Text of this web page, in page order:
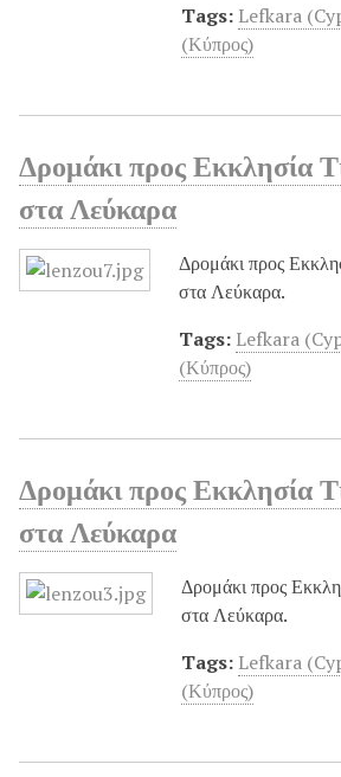
Tags: Lefkara
(Κύπρος)
Δρομάκι προς Εκκλησία
στα Λεύκαρα
Δρομάκι προς
στα Λεύκαρα.
Tags: Lefkara
(Κύπρος)
Δρομάκι προς Εκκλησία
στα Λεύκαρα
Δρομάκι προς
στα Λεύκαρα.
Tags: Lefkara
(Κύπρος)